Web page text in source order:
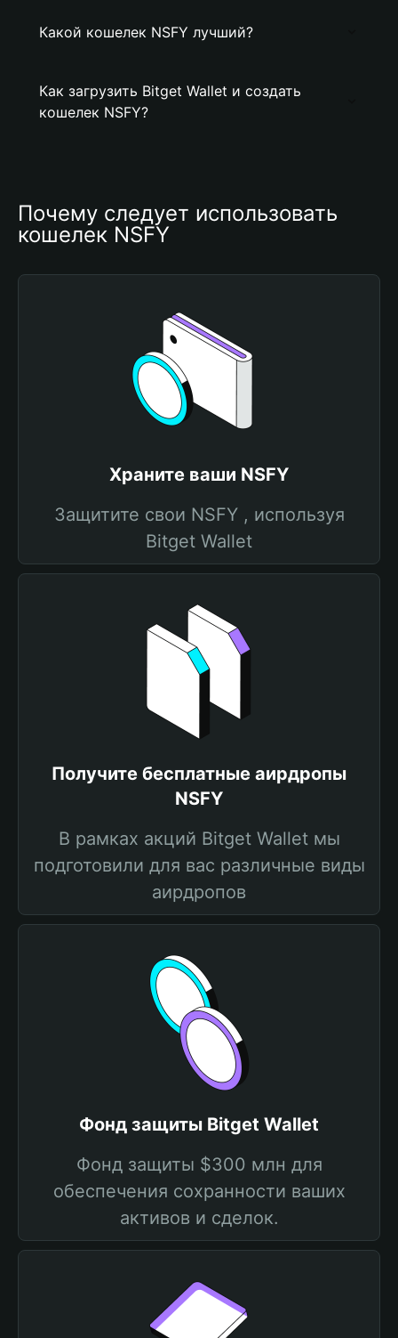
Какой кошелек NSFY лучший?
Как загрузить Bitget Wallet и создать
кошелек NSFY?
Почему следует использовать
кошелек NSFY
Храните ваши NSFY
Защитите свои NSFY , используя
Bitget Wallet
Получите бесплатные аирдропы
NSFY
В рамках акций Bitget Wallet мы
подготовили для вас различные виды
аирдропов
Фонд защиты Bitget Wallet
Фонд защиты $300 млн для
обеспечения сохранности ваших
активов и сделок.